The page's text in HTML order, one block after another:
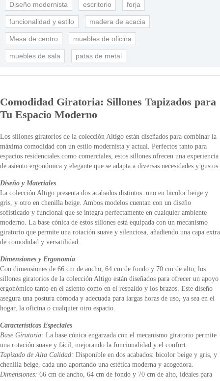
Diseño modernista escritorio forja
funcionalidad y estilo madera de acacia
Mesa de centro muebles de oficina
muebles de sala patas de metal
Comodidad Giratoria: Sillones Tapizados para
Tu Espacio Moderno
Los sillones giratorios de la colección Altigo están diseñados para combinar la
máxima comodidad con un estilo modernista y actual. Perfectos tanto para
espacios residenciales como comerciales, estos sillones ofrecen una experiencia
de asiento ergonómica y elegante que se adapta a diversas necesidades y gustos.
Diseño y Materiales
La colección Altigo presenta dos acabados distintos: uno en bicolor beige y
gris, y otro en chenilla beige. Ambos modelos cuentan con un diseño
sofisticado y funcional que se integra perfectamente en cualquier ambiente
moderno. La base cónica de estos sillones está equipada con un mecanismo
giratorio que permite una rotación suave y silenciosa, añadiendo una capa extra
de comodidad y versatilidad.
Dimensiones y Ergonomía
Con dimensiones de 66 cm de ancho, 64 cm de fondo y 70 cm de alto, los
sillones giratorios de la colección Altigo están diseñados para ofrecer un apoyo
ergonómico tanto en el asiento como en el respaldo y los brazos. Este diseño
asegura una postura cómoda y adecuada para largas horas de uso, ya sea en el
hogar, la oficina o cualquier otro espacio.
Características Especiales
Base Giratoria: La base cónica engarzada con el mecanismo giratorio permite
una rotación suave y fácil, mejorando la funcionalidad y el confort.
Tapizado de Alta Calidad: Disponible en dos acabados: bicolor beige y gris, y
chenilla beige, cada uno aportando una estética moderna y acogedora.
Dimensiones: 66 cm de ancho, 64 cm de fondo y 70 cm de alto, ideales para